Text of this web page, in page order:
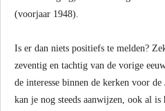
(voorjaar 1948).
Is er dan niets positiefs te melden?
zeventig en tachtig van de vorige
de interesse binnen de kerken voor
kan je nog steeds aanwijzen, ook al is